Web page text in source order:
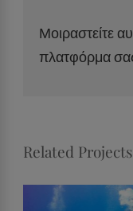
Μοιραστείτε
πλατφόρμα
Related Projects